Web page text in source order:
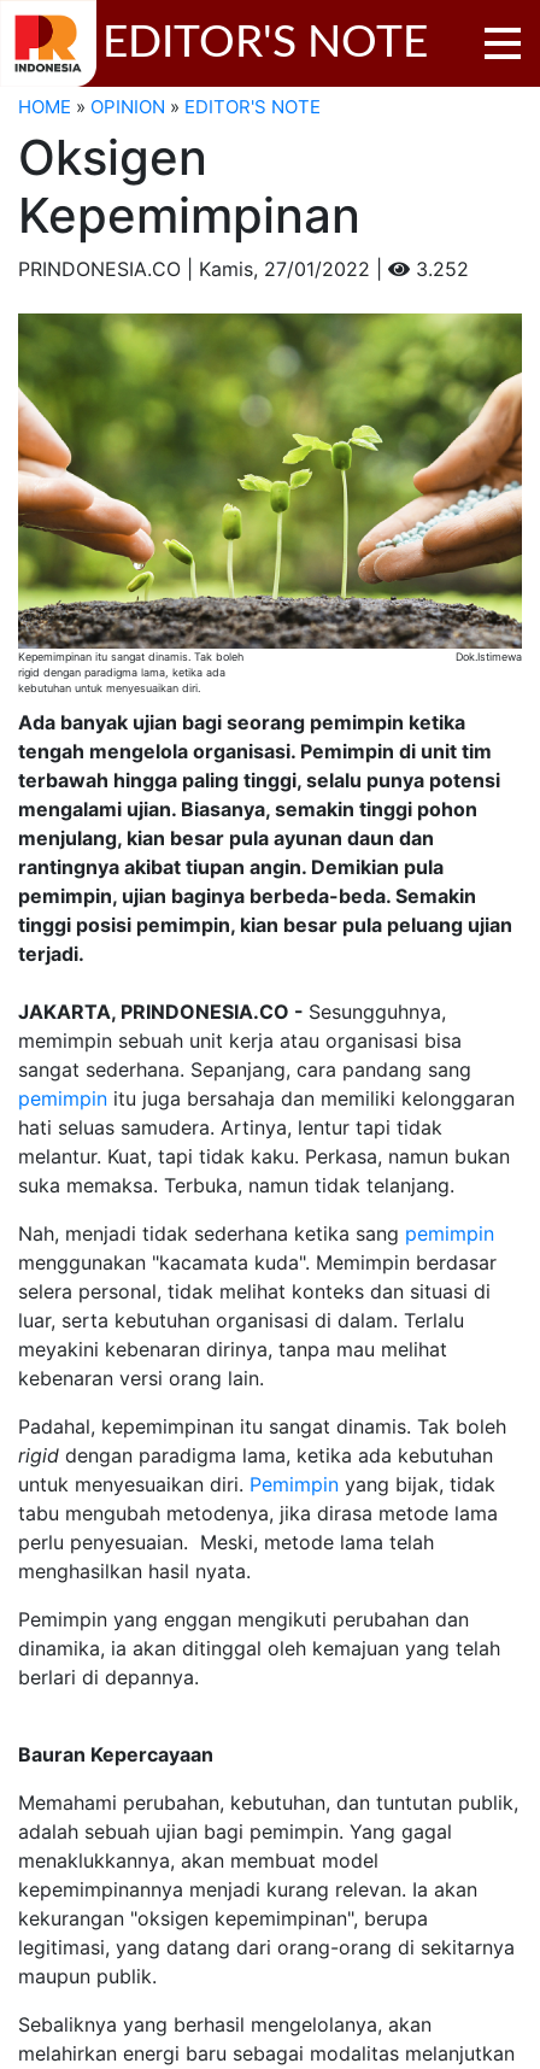
EDITOR'S NOTE
HOME » OPINION » EDITOR'S NOTE
Oksigen
Kepemimpinan
PRINDONESIA.CO | Kamis, 27/01/2022 | 3.252
Kepemimpinan itu sangat dinamis. Tak boleh
rigid dengan paradigma lama, ketika ada
kebutuhan untuk menyesuaikan diri.
Dok.Istimewa
Ada banyak ujian bagi seorang pemimpin ketika
tengah mengelola organisasi. Pemimpin di unit tim
terbawah hingga paling tinggi, selalu punya potensi
mengalami ujian. Biasanya, semakin tinggi pohon
menjulang, kian besar pula ayunan daun dan
rantingnya akibat tiupan angin. Demikian pula
pemimpin, ujian baginya berbeda-beda. Semakin
tinggi posisi pemimpin, kian besar pula peluang ujian
terjadi.
JAKARTA, PRINDONESIA.CO - Sesungguhnya,
memimpin sebuah unit kerja atau organisasi bisa
sangat sederhana. Sepanjang, cara pandang sang
pemimpin itu juga bersahaja dan memiliki kelonggaran
hati seluas samudera. Artinya, lentur tapi tidak
melantur. Kuat, tapi tidak kaku. Perkasa, namun bukan
suka memaksa. Terbuka, namun tidak telanjang.
Nah, menjadi tidak sederhana ketika sang pemimpin
menggunakan "kacamata kuda". Memimpin berdasar
selera personal, tidak melihat konteks dan situasi di
luar, serta kebutuhan organisasi di dalam. Terlalu
meyakini kebenaran dirinya, tanpa mau melihat
kebenaran versi orang lain.
Padahal, kepemimpinan itu sangat dinamis. Tak boleh
rigid dengan paradigma lama, ketika ada kebutuhan
untuk menyesuaikan diri. Pemimpin yang bijak, tidak
tabu mengubah metodenya, jika dirasa metode lama
perlu penyesuaian. Meski, metode lama telah
menghasilkan hasil nyata.
Pemimpin yang enggan mengikuti perubahan dan
dinamika, ia akan ditinggal oleh kemajuan yang telah
berlari di depannya.
Bauran Kepercayaan
Memahami perubahan, kebutuhan, dan tuntutan publik,
adalah sebuah ujian bagi pemimpin. Yang gagal
menaklukkannya, akan membuat model
kepemimpinannya menjadi kurang relevan. Ia akan
kekurangan "oksigen kepemimpinan", berupa
legitimasi, yang datang dari orang-orang di sekitarnya
maupun publik.
Sebaliknya yang berhasil mengelolanya, akan
melahirkan energi baru sebagai modalitas melanjutkan